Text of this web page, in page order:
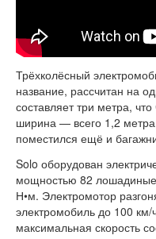
Трёхколёсный
название, рассчитан на
составляет три метра,
ширина — всего 1,2
поместился ещё и
Solo оборудован
мощностью 82
Н•м. Электромотор
электромобиль до 100
максимальная скорость